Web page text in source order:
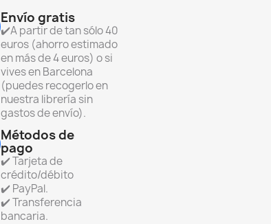
Envío gratis
✔️A partir de tan sólo 40
euros (ahorro estimado
en más de 4 euros) o si
vives en Barcelona
(puedes recogerlo en
nuestra librería sin
gastos de envío).
Métodos de
pago
✔️ Tarjeta de
crédito/débito
✔️ PayPal.
✔️ Transferencia
bancaria.